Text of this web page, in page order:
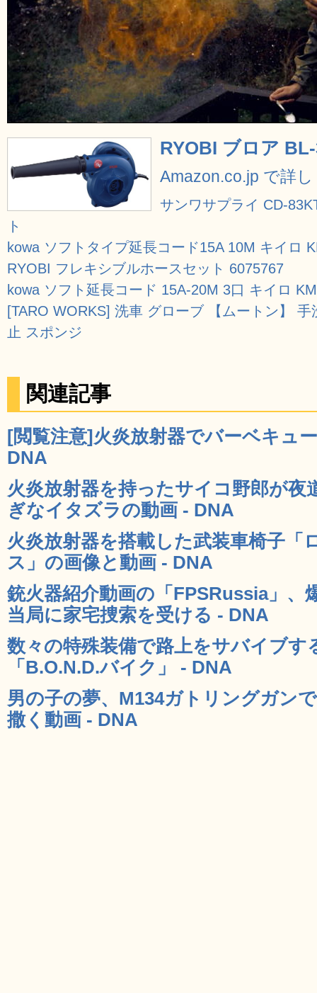
RYOBI ブロア
Amazon.co.jp で詳
サンワサプライ CD-
ト
kowa ソフトタイプ延長コード15A 10M キイロ
RYOBI フレキシブルホースセット 6075767
kowa ソフト延長コード 15A-20M 3口 キイロ
[TARO WORKS] 洗車 グローブ 【ムートン】
止 スポンジ
関連記事
[閲覧注意]火炎放射器でバーベキュ
DNA
火炎放射器を持ったサイコ野郎が夜
ぎなイタズラの動画 - DNA
火炎放射器を搭載した武装車椅子「
ス」の画像と動画 - DNA
銃火器紹介動画の「FPSRussia」、
当局に家宅捜索を受ける - DNA
数々の特殊装備で路上をサバイブす
「B.O.N.D.バイク」 - DNA
男の子の夢、M134ガトリングガン
撒く動画 - DNA